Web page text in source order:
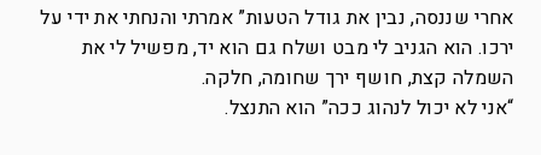
אחרי שננסה, נבין את גודל הטעות” אמרתי והנחתי את ידי על
ירכו. הוא הגניב לי מבט ושלח גם הוא יד, מפשיל לי את
השמלה קצת, חושף ירך שחומה, חלקה.
“אני לא יכול לנהוג ככה” הוא התנצל.